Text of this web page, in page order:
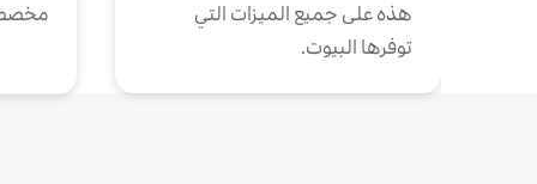
هذه على جميع الميزات التي
توفرها البيوت.